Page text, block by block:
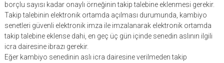
borçlu sayısı kadar onaylı örneğinin takip talebine eklenmesi gerekir.
Takip talebinin elektronik ortamda açılması durumunda, kambiyo
senetleri güvenli elektronik imza ile imzalanarak elektronik ortamda
takip talebine eklense dahi, en geç üç gün içinde senedin aslının ilgili
icra dairesine ibrazı gerekir.
Eğer kambiyo senedinin aslı icra dairesine verilmeden takip